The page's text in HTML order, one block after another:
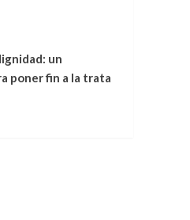
un
poner fin a la trata